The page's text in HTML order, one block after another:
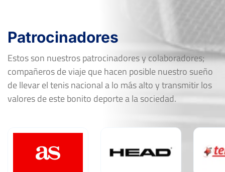
Patrocinadores
Estos son nuestros patrocinadores y colaboradores;
compañeros de viaje que hacen posible nuestro sueño
de llevar el tenis nacional a lo más alto y transmitir los
valores de este bonito deporte a la sociedad.